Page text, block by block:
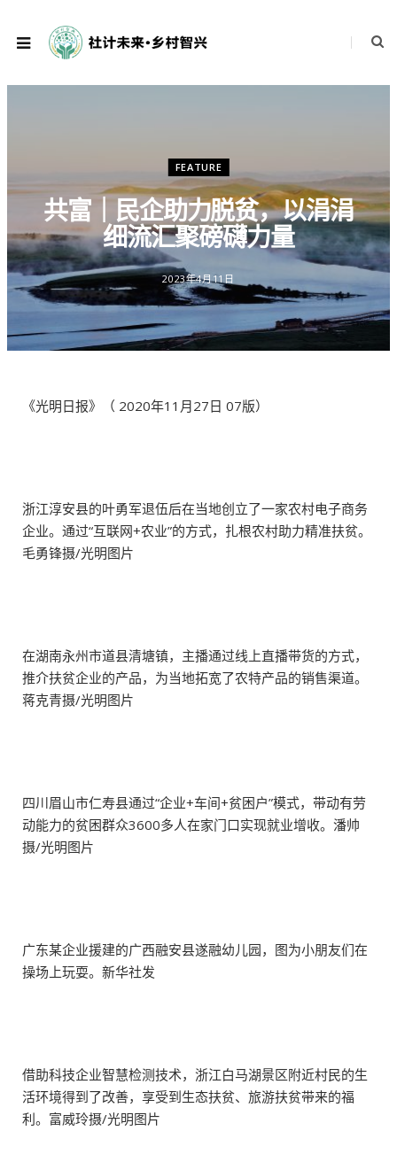
FEATURE
共富｜民企助力脱贫，以涓涓
细流汇聚磅礴力量
2023年4月11日
《光明日报》（ 2020年11月27日 07版）
浙江淳安县的叶勇军退伍后在当地创立了一家农村电子商务
企业。通过“互联网+农业”的方式，扎根农村助力精准扶贫。
毛勇锋摄/光明图片
在湖南永州市道县清塘镇，主播通过线上直播带货的方式，
推介扶贫企业的产品，为当地拓宽了农特产品的销售渠道。
蒋克青摄/光明图片
四川眉山市仁寿县通过“企业+车间+贫困户”模式，带动有劳
动能力的贫困群众3600多人在家门口实现就业增收。潘帅
摄/光明图片
广东某企业援建的广西融安县遂融幼儿园，图为小朋友们在
操场上玩耍。新华社发
借助科技企业智慧检测技术，浙江白马湖景区附近村民的生
活环境得到了改善，享受到生态扶贫、旅游扶贫带来的福
利。富威玲摄/光明图片